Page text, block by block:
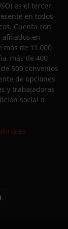
es el tercer
en todos
Cuenta con
afiliados en
más de 11.000
más de 400
500 convenios
de opciones
y trabajadoras
social o